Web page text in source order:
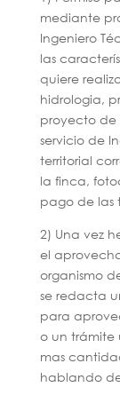
mediante
Ingeniero
las
quiere
hidrologia,
proyecto de
servicio de
territorial
la finca,
pago de las
2) Una vez
el
organismo
se redacta
para
o un trámite
mas
hablando